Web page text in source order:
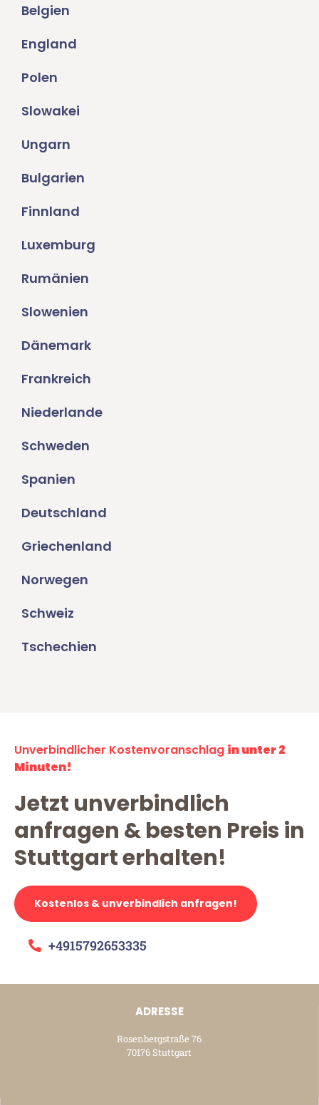
Belgien
England
Polen
Slowakei
Ungarn
Bulgarien
Finnland
Luxemburg
Rumänien
Slowenien
Dänemark
Frankreich
Niederlande
Schweden
Spanien
Deutschland
Griechenland
Norwegen
Schweiz
Tschechien
Unverbindlicher Kostenvoranschlag in unter 2
Minuten!
Jetzt unverbindlich
anfragen & besten Preis in
Stuttgart erhalten!
Kostenlos & unverbindlich anfragen!
+4915792653335
ADRESSE
Rosenbergstraße 76
70176 Stuttgart